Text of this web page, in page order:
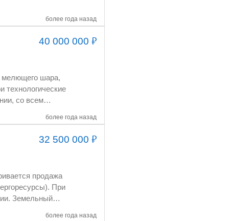
более года назад
40 000 000₽
более года назад
мелющего шара,
32 500 000₽
более года назад
При
Земельный